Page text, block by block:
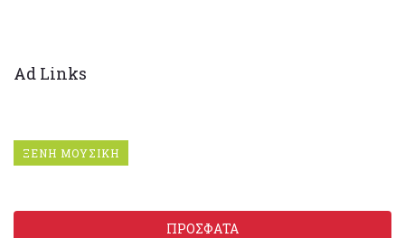
Ad Links
ΞΕΝΗ ΜΟΥΣΙΚΗ
ΠΡΟΣΦΑΤΑ